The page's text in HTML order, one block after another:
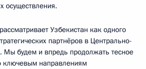
осуществления.
Узбекистан как одного
партнёров в Центрально-
Мы будем и впредь продолжать тесное
ключевым направлениям